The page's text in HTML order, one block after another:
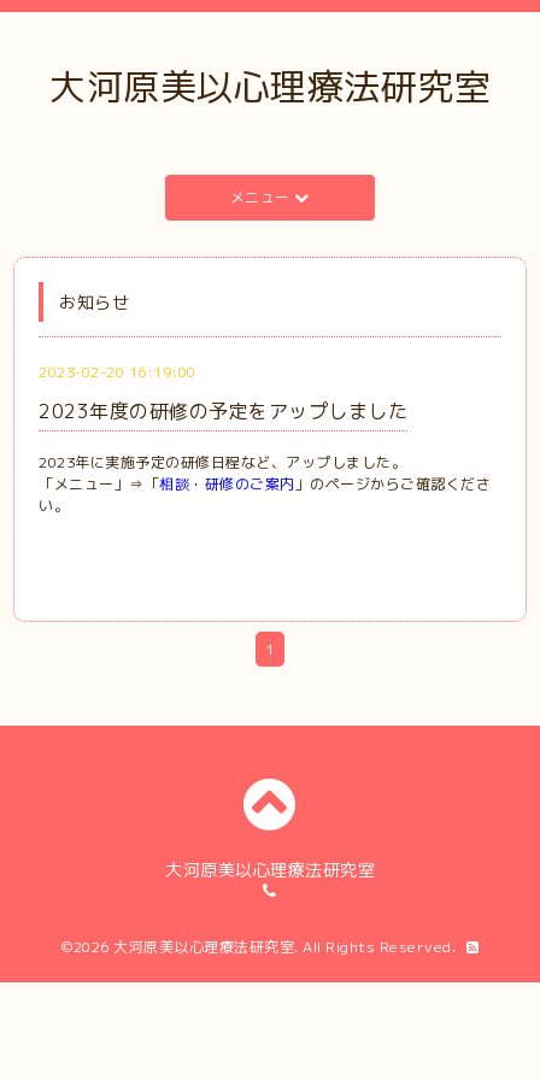
大河原美以心理療法研究室
メニュー
お知らせ
2023-02-20 16:19:00
2023年度の研修の予定をアップしました
2023年に実施予定の研修日程など、アップしました。
「メニュー」⇒「相談・研修のご案内 」のページからご確認くださ
い。
1
大河原美以心理療法研究室
©2026 大河原美以心理療法研究室. All Rights Reserved.